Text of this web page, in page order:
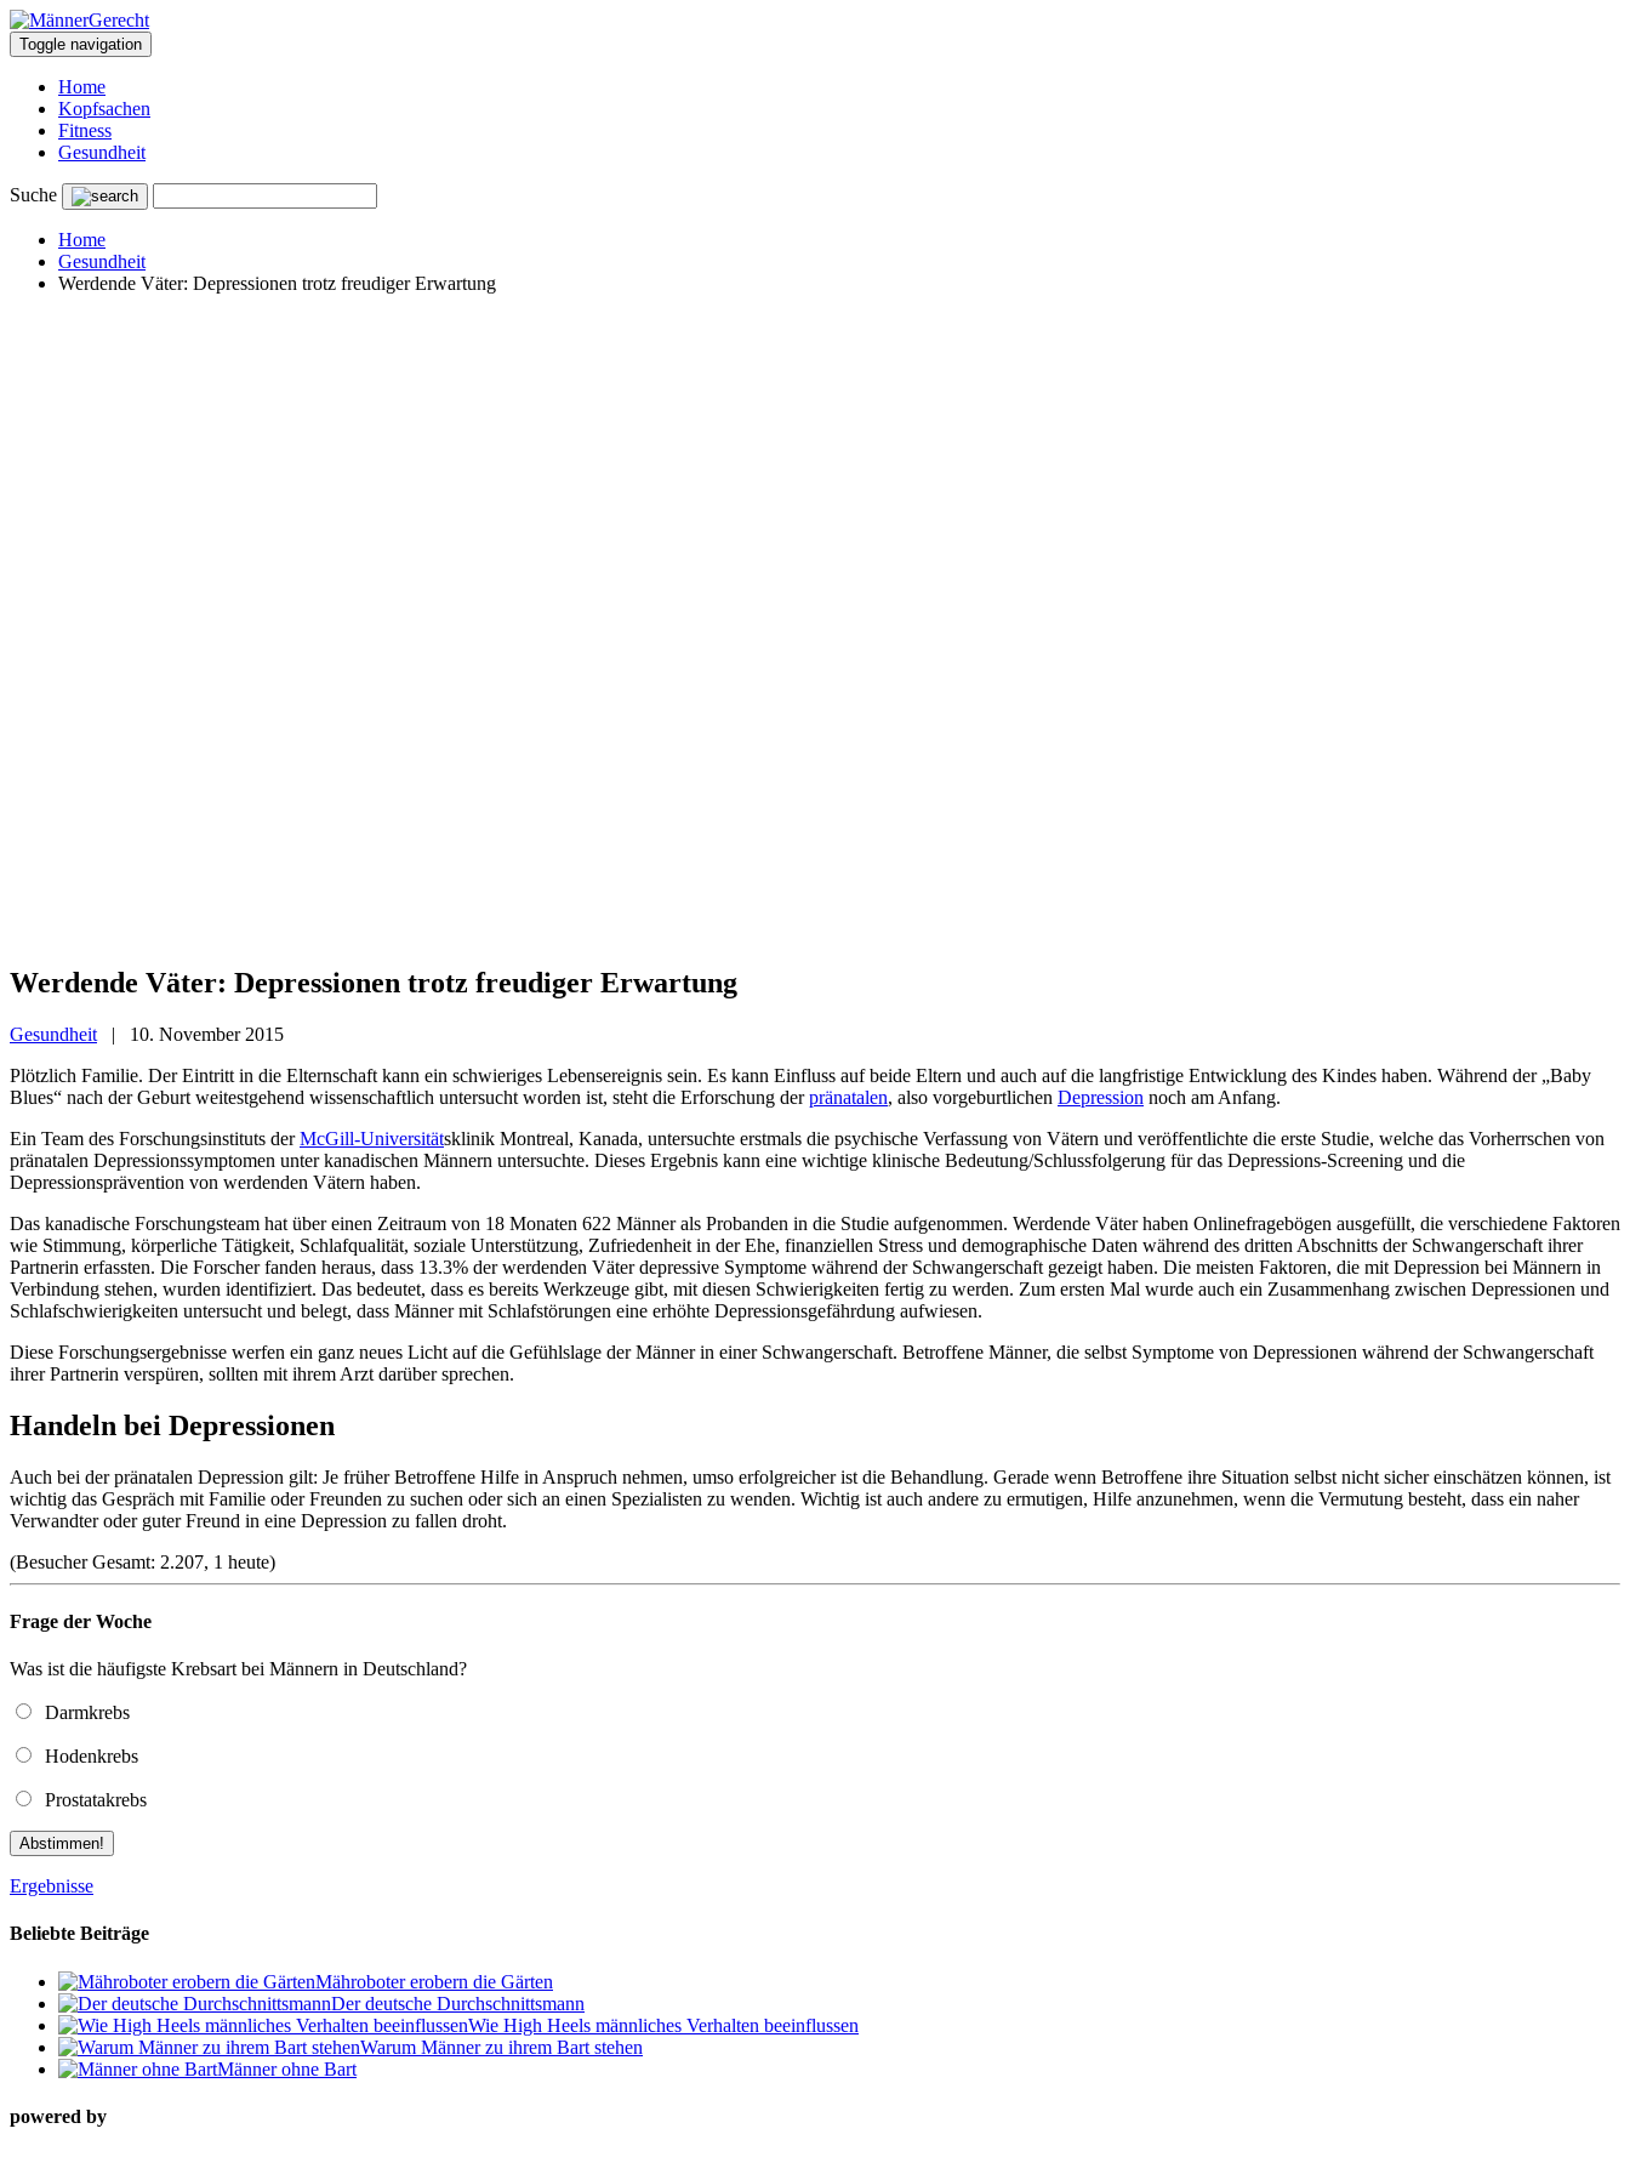
Toggle navigation
Home
Kopfsachen
Fitness
Gesundheit
Suche
Home
Gesundheit
Werdende Väter: Depressionen trotz freudiger Erwartung
Werdende Väter: Depressionen trotz freudiger Erwartung
Gesundheit | 10. November 2015
Plötzlich Familie. Der Eintritt in die Elternschaft kann ein schwieriges Lebensereignis sein. Es kann Einfluss auf beide Eltern und auch auf die langfristige Entwicklung des Kindes haben. Während der „Baby
Blues“ nach der Geburt weitestgehend wissenschaftlich untersucht worden ist, steht die Erforschung derpränatalen, also vorgeburtlichen Depression noch am Anfang.
Ein Team des Forschungsinstituts derMcGill-Universitätsklinik Montreal, Kanada, untersuchte erstmals die psychische Verfassung von Vätern und veröffentlichte die erste Studie, welche das Vorherrschen von
pränatalen Depressionssymptomen unter kanadischen Männern untersuchte. Dieses Ergebnis kann eine wichtige klinische Bedeutung/Schlussfolgerung für das Depressions-Screening und die
Depressionsprävention von werdenden Vätern haben.
Das kanadische Forschungsteam hat über einen Zeitraum von 18 Monaten 622 Männer als Probanden in die Studie aufgenommen. Werdende Väter haben Onlinefragebögen ausgefüllt, die verschiedene Faktoren
wie Stimmung, körperliche Tätigkeit, Schlafqualität, soziale Unterstützung, Zufriedenheit in der Ehe, finanziellen Stress und demographische Daten während des dritten Abschnitts der Schwangerschaft ihrer
Partnerin erfassten. Die Forscher fanden heraus, dass 13.3% der werdenden Väter depressive Symptome während der Schwangerschaft gezeigt haben. Die meisten Faktoren, die mit Depression bei Männern in
Verbindung stehen, wurden identifiziert. Das bedeutet, dass es bereits Werkzeuge gibt, mit diesen Schwierigkeiten fertig zu werden. Zum ersten Mal wurde auch ein Zusammenhang zwischen Depressionen und
Schlafschwierigkeiten untersucht und belegt, dass Männer mit Schlafstörungen eine erhöhte Depressionsgefährdung aufwiesen.
Diese Forschungsergebnisse werfen ein ganz neues Licht auf die Gefühlslage der Männer in einer Schwangerschaft. Betroffene Männer, die selbst Symptome von Depressionen während der Schwangerschaft
ihrer Partnerin verspüren, sollten mit ihrem Arzt darüber sprechen.
Handeln bei Depressionen
Auch bei der pränatalen Depression gilt: Je früher Betroffene Hilfe in Anspruch nehmen, umso erfolgreicher ist die Behandlung. Gerade wenn Betroffene ihre Situation selbst nicht sicher einschätzen können, ist
wichtig das Gespräch mit Familie oder Freunden zu suchen oder sich an einen Spezialisten zu wenden. Wichtig ist auch andere zu ermutigen, Hilfe anzunehmen, wenn die Vermutung besteht, dass ein naher
Verwandter oder guter Freund in eine Depression zu fallen droht.
(Besucher Gesamt: 2.207, 1 heute)
Frage der Woche
Was ist die häufigste Krebsart bei Männern in Deutschland?
Darmkrebs
Hodenkrebs
Prostatakrebs
Abstimmen!
Ergebnisse
Beliebte Beiträge
Mähroboter erobern die Gärten
Der deutsche Durchschnittsmann
Wie High Heels männliches Verhalten beeinflussen
Warum Männer zu ihrem Bart stehen
Männer ohne Bart
powered by